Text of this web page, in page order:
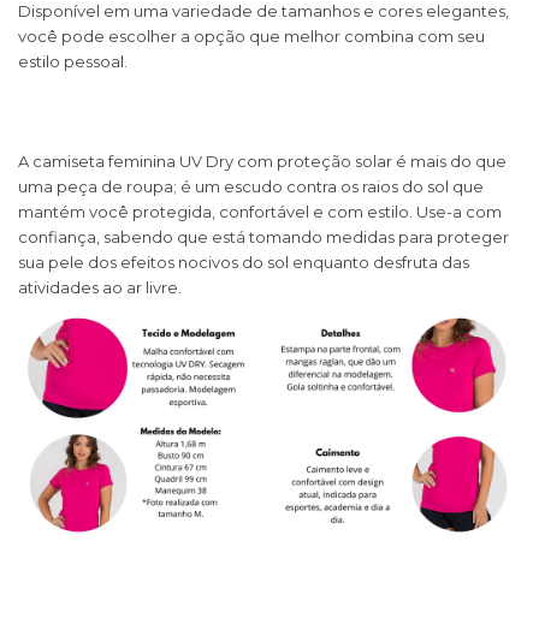
Disponível em uma variedade de tamanhos e cores elegantes,
você pode escolher a opção que melhor combina com seu
estilo pessoal.
A camiseta feminina UV Dry com proteção solar é mais do que
uma peça de roupa; é um escudo contra os raios do sol que
mantém você protegida, confortável e com estilo. Use-a com
confiança, sabendo que está tomando medidas para proteger
sua pele dos efeitos nocivos do sol enquanto desfruta das
atividades ao ar livre.